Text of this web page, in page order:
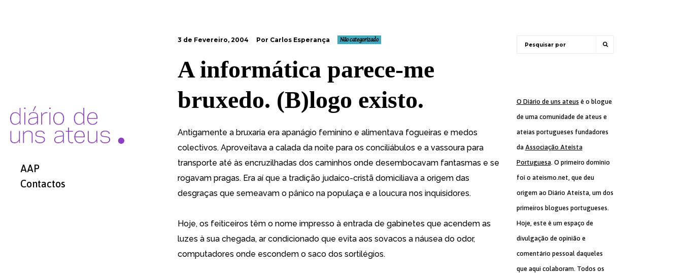
AAP
Contactos
3 de Fevereiro, 2004 Por Carlos Esperança Não categorizado
A informática parece-me
bruxedo. (B)logo existo.
Antigamente a bruxaria era apanágio feminino e alimentava fogueiras e medos
colectivos. Aproveitava a calada da noite para os conciliábulos e a vassoura para
transporte até às encruzilhadas dos caminhos onde desembocavam fantasmas e se
rogavam pragas. Era aí que a tradição judaico-cristã domiciliava a origem das
desgraças que semeavam o pânico na populaça e a loucura nos inquisidores.
Hoje, os feiticeiros têm o nome impresso à entrada de gabinetes que acendem as
luzes à sua chegada, ar condicionado que evita aos sovacos a náusea do odor,
computadores onde escondem o saco dos sortilégios.
O Diário de uns ateus é o blogue
de uma comunidade de ateus e
ateias portugueses fundadores
da Associação Ateísta
Portuguesa. O primeiro domínio
foi o ateismo.net, que deu
origem ao Diário Ateísta, um dos
primeiros blogues portugueses.
Hoje, este é um espaço de
divulgação de opinião e
comentário pessoal daqueles
que aqui colaboram. Todos os